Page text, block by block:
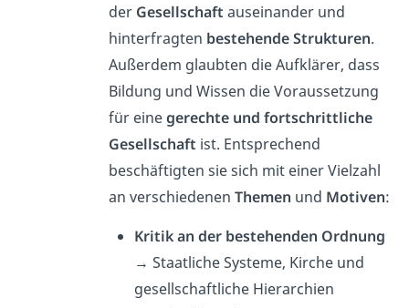
der Gesellschaft auseinander und
hinterfragten bestehende Strukturen.
Außerdem glaubten die Aufklärer, dass
Bildung und Wissen die Voraussetzung
für einegerechte und fortschrittliche
Gesellschaft ist. Entsprechend
beschäftigten sie sich mit einer Vielzahl
an verschiedenenThemen und Motiven:
Kritik an der bestehenden Ordnung
→ Staatliche Systeme, Kirche und
gesellschaftliche Hierarchien